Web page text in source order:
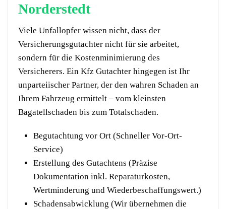
Norderstedt
Viele Unfallopfer wissen nicht, dass der
Versicherungsgutachter nicht für sie arbeitet,
sondern für die Kostenminimierung des
Versicherers. Ein Kfz Gutachter hingegen ist Ihr
unparteiischer Partner, der den wahren Schaden an
Ihrem Fahrzeug ermittelt – vom kleinsten
Bagatellschaden bis zum Totalschaden.
Begutachtung vor Ort (Schneller Vor-Ort-
Service)
Erstellung des Gutachtens (Präzise
Dokumentation inkl. Reparaturkosten,
Wertminderung und Wiederbeschaffungswert.)
Schadensabwicklung (Wir übernehmen die